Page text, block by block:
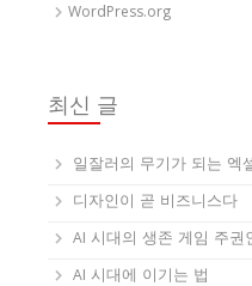
WordPress.org
최신 글
일잘러의 무기가 되는 엑
디자인이 곧 비즈니스다
AI 시대의 생존 게임 주권
AI 시대에 이기는 법